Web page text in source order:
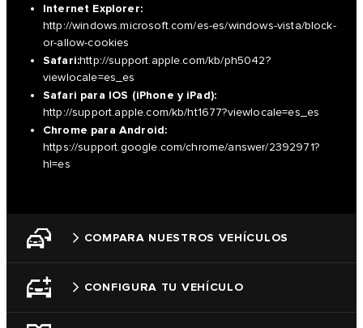
Internet Explorer:
http://windows.microsoft.com/es-es/windows-vista/block-
or-allow-cookies
Safari:http://support.apple.com/kb/ph5042?
viewlocale=es_es
Safari para IOS (iPhone y iPad):
http://support.apple.com/kb/ht1677?viewlocale=es_es
Chrome para Android:
https://support.google.com/chrome/answer/2392971?
hl=es
COMPARA NUESTROS VEHÍCULOS
CONFIGURA TU VEHÍCULO